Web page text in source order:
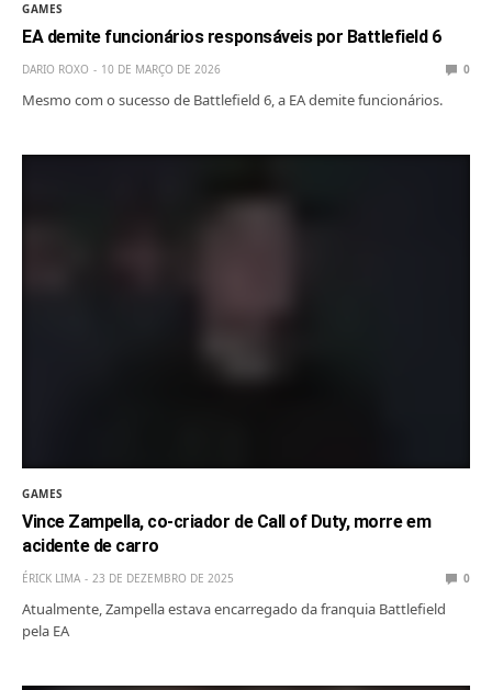
GAMES
EA demite funcionários responsáveis por Battlefield 6
DARIO ROXO 10 DE MARÇO DE 2026 0
Mesmo com o sucesso de Battlefield 6, a EA demite funcionários.
GAMES
Vince Zampella, co-criador de Call of Duty, morre em
acidente de carro
ÉRICK LIMA 23 DE DEZEMBRO DE 2025 0
Atualmente, Zampella estava encarregado da franquia Battlefield
pela EA